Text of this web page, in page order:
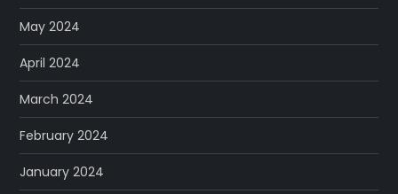
May 2024
April 2024
March 2024
February 2024
January 2024